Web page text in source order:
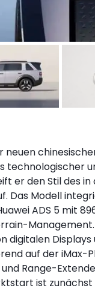
technologischer
er den Stil des
Das Modell
ADS 5 mit
digitalen
auf der
Range-
ist zunächst